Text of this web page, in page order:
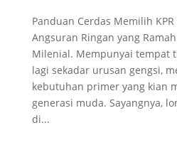
Panduan Cerdas Memilih
Angsuran Ringan yang
Milenial. Mempunyai tempat
lagi sekadar urusan gengsi,
kebutuhan primer yang kian
generasi muda. Sayangnya,
di...